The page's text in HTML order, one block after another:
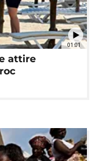
01:01
attire